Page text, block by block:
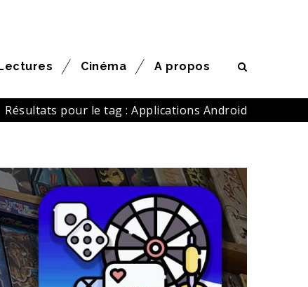
Cinéma A propos
Résultats pour le tag : Applications Android